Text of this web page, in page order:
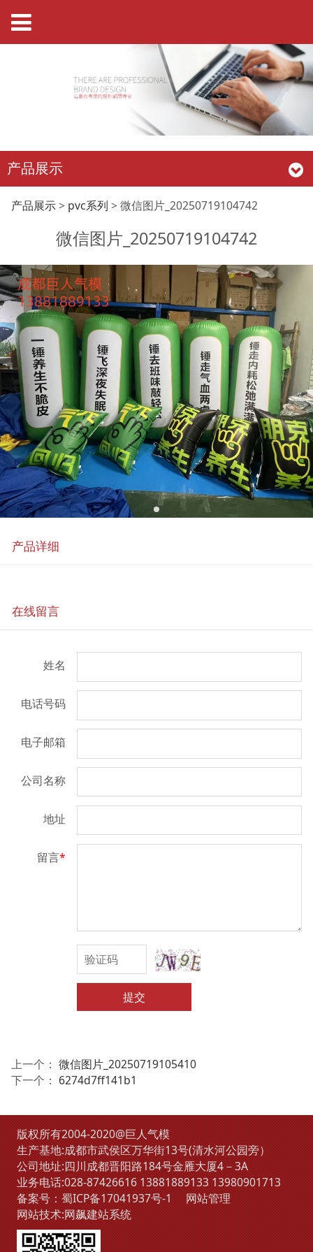
产品展示
微信图片
_20250719104742
产品展示> pvc系列 > 微信图片_20250719104742
微信图片_20250719104742
产品详细
在线留言
姓名
电话号码
电子邮箱
公司名称
地址
留言*
提交
上一个： 微信图片_20250719105410
下一个： 6274d7ff141b1
版权所有2004-2020@巨人气模
生产基地:成都市武侯区万华街13号(清水河公园旁）
公司地址:四川成都晋阳路184号金雁大厦4－3A
业务电话:028-874266161388188913313980901713
备案号：蜀ICP备17041937号-1
网站管理
网站技术:网飙建站系统